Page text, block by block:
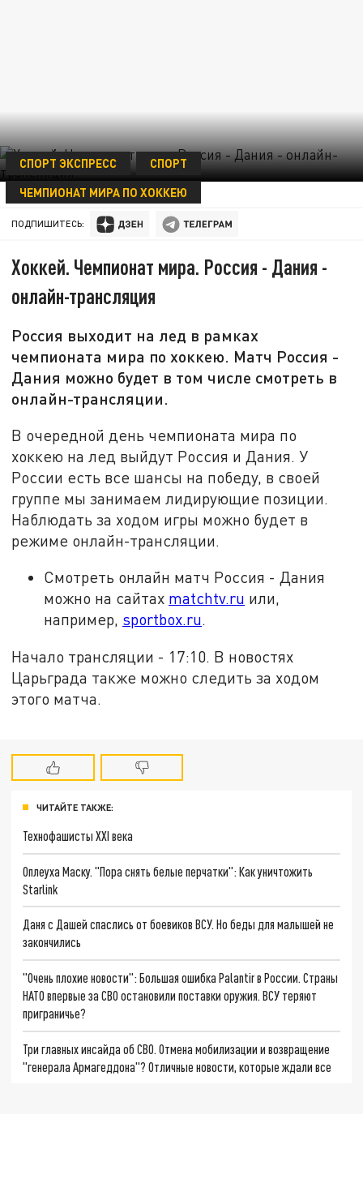
СПОРТ ЭКСПРЕСС
СПОРТ
ЧЕМПИОНАТ МИРА ПО ХОККЕЮ
11 МАЯ 11:48
ПОДПИШИТЕСЬ:
Хоккей. Чемпионат мира. Россия - Дания -
онлайн-трансляция
Россия выходит на лед в рамках
чемпионата мира по хоккею. Матч Россия -
Дания можно будет в том числе смотреть в
онлайн-трансляции.
В очередной день чемпионата мира по
хоккею на лед выйдут Россия и Дания. У
России есть все шансы на победу, в своей
группе мы занимаем лидирующие позиции.
Наблюдать за ходом игры можно будет в
режиме онлайн-трансляции.
Смотреть онлайн матч Россия - Дания
можно на сайтах matchtv.ru или,
например, sportbox.ru.
Начало трансляции - 17:10. В новостях
Царьграда также можно следить за ходом
этого матча.
ЧИТАЙТЕ ТАКЖЕ:
Технофашисты XXI века
Оплеуха Маску. "Пора снять белые перчатки": Как уничтожить
Starlink
Даня с Дашей спаслись от боевиков ВСУ. Но беды для малышей не
закончились
"Очень плохие новости": Большая ошибка Palantir в России. Страны
НАТО впервые за СВО остановили поставки оружия. ВСУ теряют
приграничье?
Три главных инсайда об СВО. Отмена мобилизации и возвращение
"генерала Армагеддона"? Отличные новости, которые ждали все